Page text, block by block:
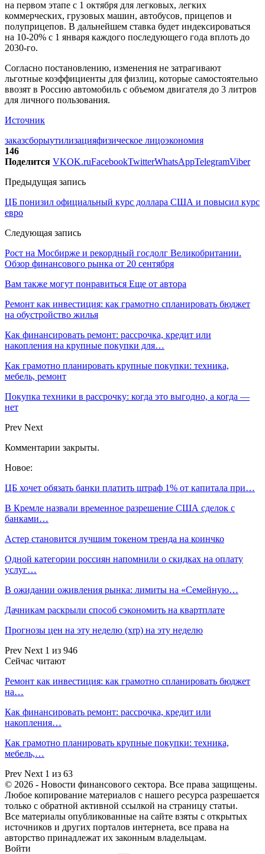
на первом этапе с 1 октября для легковых, легких
коммерческих, грузовых машин, автобусов, прицепов и
полуприцепов. В дальнейшем ставка будет индексироваться
на 10-20% с 1 января каждого последующего года вплоть до
2030-го.
Согласно постановлению, изменения не затрагивают
льготные коэффициенты для физлиц, которые самостоятельно
ввозят в Россию автомобиль с объемом двигателя до 3 литров
для личного пользования.
Источник
заказсборыутилизацияфизическое лицоэкономия
146
Поделится VKOK.ruFacebookTwitterWhatsAppTelegramViber
Предыдущая запись
ЦБ понизил официальный курс доллара США и повысил курс
евро
Следующая запись
Рост на Мосбирже и рекордный госдолг Великобритании.
Обзор финансового рынка от 20 сентября
Вам также могут понравиться Еще от автора
Ремонт как инвестиция: как грамотно спланировать бюджет
на обустройство жилья
Как финансировать ремонт: рассрочка, кредит или
накопления на крупные покупки для…
Как грамотно планировать крупные покупки: техника,
мебель, ремонт
Покупка техники в рассрочку: когда это выгодно, а когда —
нет
Prev Next
Комментарии закрыты.
Новое:
ЦБ хочет обязать банки платить штраф 1% от капитала при…
В Кремле назвали временное разрешение США сделок с
банками…
Астер становится лучшим токеном тренда на коинчко
Одной категории россиян напомнили о скидках на оплату
услуг…
В ожидании оживления рынка: лимиты на «Семейную…
Дачникам раскрыли способ сэкономить на квартплате
Прогнозы цен на эту неделю (xrp) на эту неделю
Prev Next 1 из 946
Сейчас читают
Ремонт как инвестиция: как грамотно спланировать бюджет
на…
Как финансировать ремонт: рассрочка, кредит или
накопления…
Как грамотно планировать крупные покупки: техника,
мебель,…
Prev Next 1 из 63
© 2026 - Новости финансового сектора. Все права защищены.
Любое копирование материалов с нашего ресурса разрешается
только с обратной активной ссылкой на страницу статьи.
Все материалы опубликованные на сайте взяты с открытых
источников и других порталов интернета, все права на
авторство принадлежат их законным владельцам.
Войти